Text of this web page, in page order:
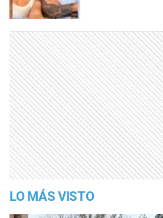
LO MÁS VISTO